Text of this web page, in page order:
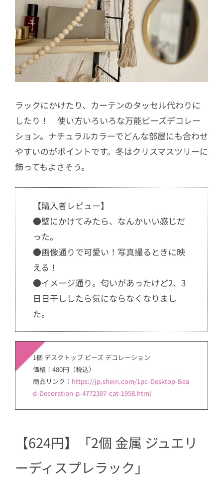
ラックにかけたり、カーテンのタッセル代わりに
したり！ 使い方いろいろな万能ビーズデコレー
ション。ナチュラルカラーでどんな部屋にも合わせ
やすいのがポイントです。冬はクリスマスツリーに
飾ってもよさそう。
【購入者レビュー】
●壁にかけてみたら、なんかいい感じだ
った。
●画像通りで可愛い！写真撮るときに映
える！
●イメージ通り。匂いがあったけど2、3
日日干ししたら気にならなくなりまし
た。
1個 デスクトップ ビーズ デコレーション
価格：480円（税込）
商品リンク： https://jp.shein.com/1pc-Desktop-Bea
d-Decoration-p-4772307-cat-1958.html
【624円】「2個 金属 ジュエリ
ーディスプレラック」